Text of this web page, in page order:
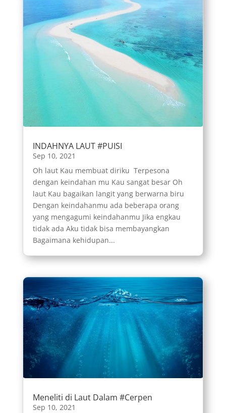
INDAHNYA LAUT #PUISI
Sep 10, 2021
Oh laut Kau membuat diriku Terpesona
dengan keindahan mu Kau sangat besar Oh
laut Kau bagaikan langit yang berwarna biru
Dengan keindahanmu ada beberapa orang
yang mengagumi keindahanmu Jika engkau
tidak ada Aku tidak bisa membayangkan
Bagaimana kehidupan...
Meneliti di Laut Dalam #Cerpen
Sep 10, 2021